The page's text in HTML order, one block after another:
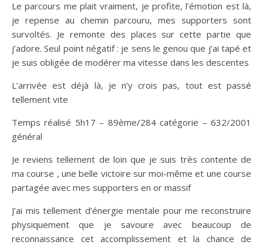
Le parcours me plait vraiment, je profite, l’émotion est là,
je repense au chemin parcouru, mes supporters sont
survoltés. Je remonte des places sur cette partie que
j’adore. Seul point négatif : je sens le genou que j’ai tapé et
je suis obligée de modérer ma vitesse dans les descentes
L’arrivée est déjà là, je n’y crois pas, tout est passé
tellement vite
Temps réalisé 5h17 – 89ème/284 catégorie – 632/2001
général
Je reviens tellement de loin que je suis très contente de
ma course , une belle victoire sur moi-même et une course
partagée avec mes supporters en or massif
J’ai mis tellement d’énergie mentale pour me reconstruire
physiquement que je savoure avec beaucoup de
reconnaissance cet accomplissement et la chance de